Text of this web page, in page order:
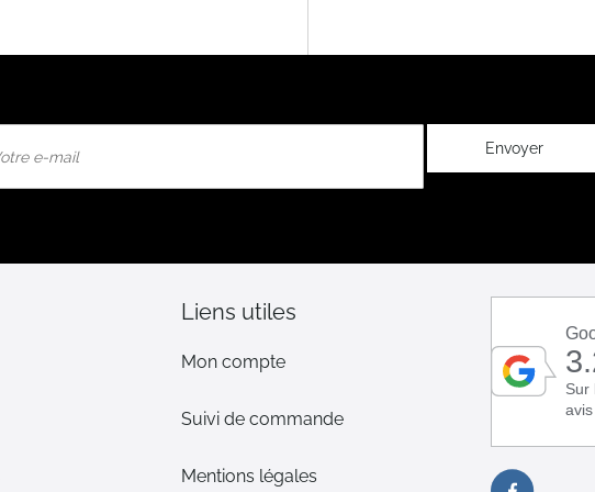
Envoyer
Liens utiles
Mon compte
Suivi de commande
Mentions légales
Sur
avis